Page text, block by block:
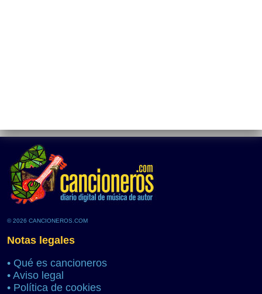
© 2026 CANCIONEROS.COM
Notas legales
• Qué es cancioneros
• Aviso legal
• Política de cookies